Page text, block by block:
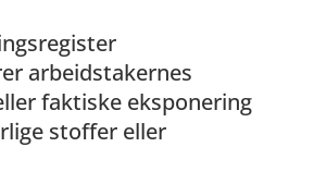
arbeidstakernes
faktiske eksponering
stoffer eller